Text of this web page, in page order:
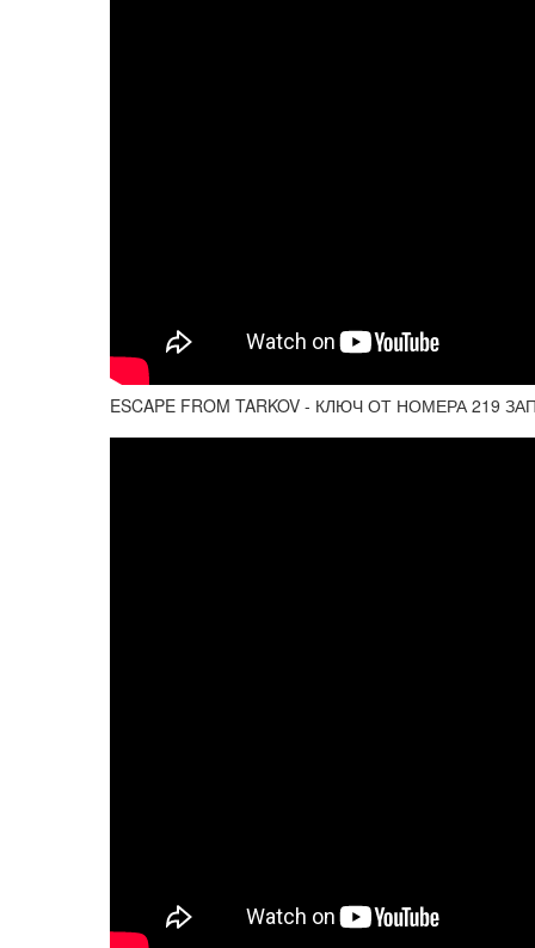
ESCAPE FROM TARKOV - КЛЮЧ ОТ НОМЕРА 219